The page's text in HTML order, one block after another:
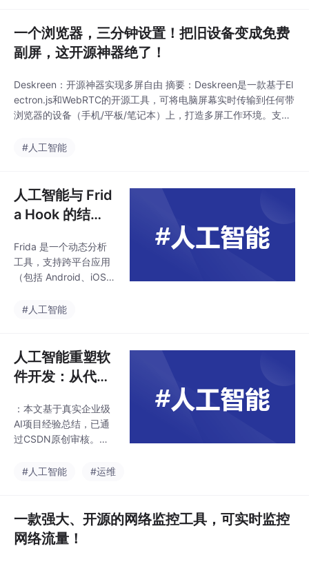
一个浏览器，三分钟设置！把旧设备变成免费
副屏，这开源神器绝了！
Deskreen：开源神器实现多屏自由 摘要：Deskreen是一款基于El
ectron.js和WebRTC的开源工具，可将电脑屏幕实时传输到任何带
浏览器的设备（手机/平板/笔记本）上，打造多屏工作环境。支持
区），具备屏幕翻转、多设备并行连接等功能。采用端到端加密确
#人工智能
人工智能与 Frid
a Hook 的结
应用
Frida 是一个动态分析
工具，支持跨平台应用
（包括 Android、iOS、
等），能够注入 JavaS
用程序的行为。拦截函
数调用：Frida 能够 ho
ok 到目标应用中的函数
出。获取运行时数据：
可以实时获取应用中的
内存数据、对象状态
da 可以帮助绕过防护机
#人工智能
人工智能重塑软
件开发：从代码
全实践
​：本文基于真实企业级
AI项目经验总结，已通
过CSDN原创审核。优
工程》电子书+100元云
#人工智能 #运维
一款强大、开源的网络监控工具，可实时监控
网络流量！